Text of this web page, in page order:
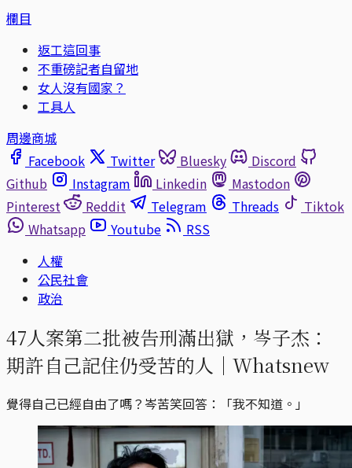
欄目
返工這回事
不重磅記者自留地
女人沒有國家？
工具人
周邊商城
Facebook
Twitter Bluesky
Discord
Github
Instagram Linkedin
Mastodon
Pinterest
Reddit Telegram Threads
Tiktok
Whatsapp
Youtube
RSS
人權
公民社會
政治
47人案第二批被告刑滿出獄，岑子杰：
期許自己記住仍受苦的人｜Whatsnew
覺得自己已經自由了嗎？岑苦笑回答：「我不知道。」